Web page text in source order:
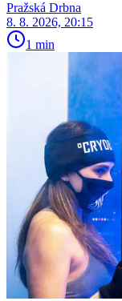
Pražská Drbna
8. 8. 2026, 20:15
1 min